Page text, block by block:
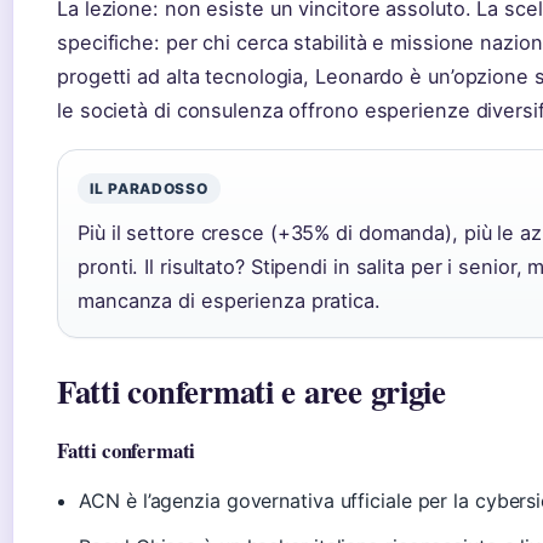
La lezione: non esiste un vincitore assoluto. La
specifiche: per chi cerca stabilità e missione
progetti ad alta tecnologia, Leonardo è
le società di consulenza offrono esperienze
IL PARADOSSO
Più il settore cresce (+35% di domanda), più le
pronti. Il risultato? Stipendi in salita per i senior,
mancanza di esperienza pratica.
Fatti confermati e aree grigie
Fatti confermati
ACN è l’agenzia governativa ufficiale per la